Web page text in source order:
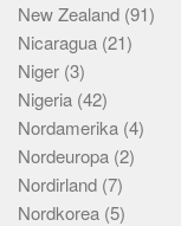
New Zealand (91)
Nicaragua (21)
Niger (3)
Nigeria (42)
Nordamerika (4)
Nordeuropa (2)
Nordirland (7)
Nordkorea (5)